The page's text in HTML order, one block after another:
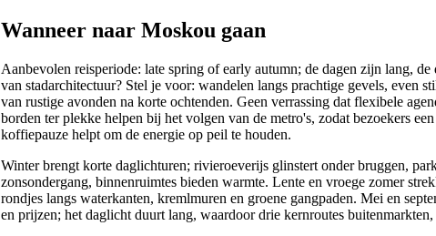
Wanneer naar Moskou gaan
Aanbevolen reisperiode: late spring of early autumn; de dagen zijn lang,
van stadarchitectuur? Stel je voor: wandelen langs prachtige gevels, even
van rustige avonden na korte ochtenden. Geen verrassing dat flexibele
borden ter plekke helpen bij het volgen van de metro's, zodat bezoekers
koffiepauze helpt om de energie op peil te houden.
Winter brengt korte daglichturen; rivieroeverijs glinstert onder bruggen,
zonsondergang, binnenruimtes bieden warmte. Lente en vroege zomer
rondjes langs waterkanten, kremlmuren en groene gangpaden. Mei en
en prijzen; het daglicht duurt lang, waardoor drie kernroutes